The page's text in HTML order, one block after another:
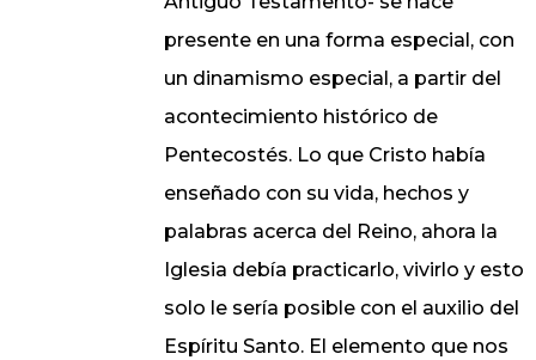
presente en una forma especial, con
un dinamismo especial, a partir del
acontecimiento histórico de
Pentecostés. Lo que Cristo había
enseñado con su vida, hechos y
palabras acerca del Reino, ahora la
Iglesia debía practicarlo, vivirlo y esto
solo le sería posible con el auxilio del
Espíritu Santo. El elemento que nos